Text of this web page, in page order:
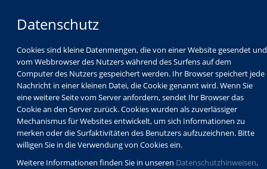
Datenschutz
Cookies sind kleine Datenmengen, die von einer Website gesendet und
vom Webbrowser des Nutzers während des Surfens auf dem
Computer des Nutzers gespeichert werden. Ihr Browser speichert jede
Nachricht in einer kleinen Datei, die Cookie genannt wird. Wenn Sie
eine weitere Seite vom Server anfordern, sendet Ihr Browser das
Cookie an den Server zurück. Cookies wurden als zuverlässiger
Mechanismus für Websites entwickelt, um sich Informationen zu
merken oder die Surfaktivitäten des Benutzers aufzuzeichnen. Bitte
willigen Sie in die Verwendung von Cookies ein.
Weitere Informationen finden Sie in unseren Datenschutzhinweisen.
Programm
Schulabschlüsse
Schulkindbetreuung
Service